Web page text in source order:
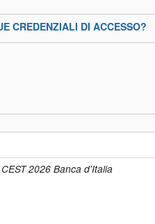
CREDENZIALI DI ACCESSO?
2026 Banca d'Italia